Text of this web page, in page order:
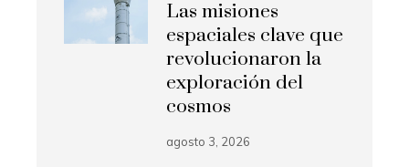
Las misiones
espaciales clave que
revolucionaron la
exploración del
cosmos
agosto 3, 2026